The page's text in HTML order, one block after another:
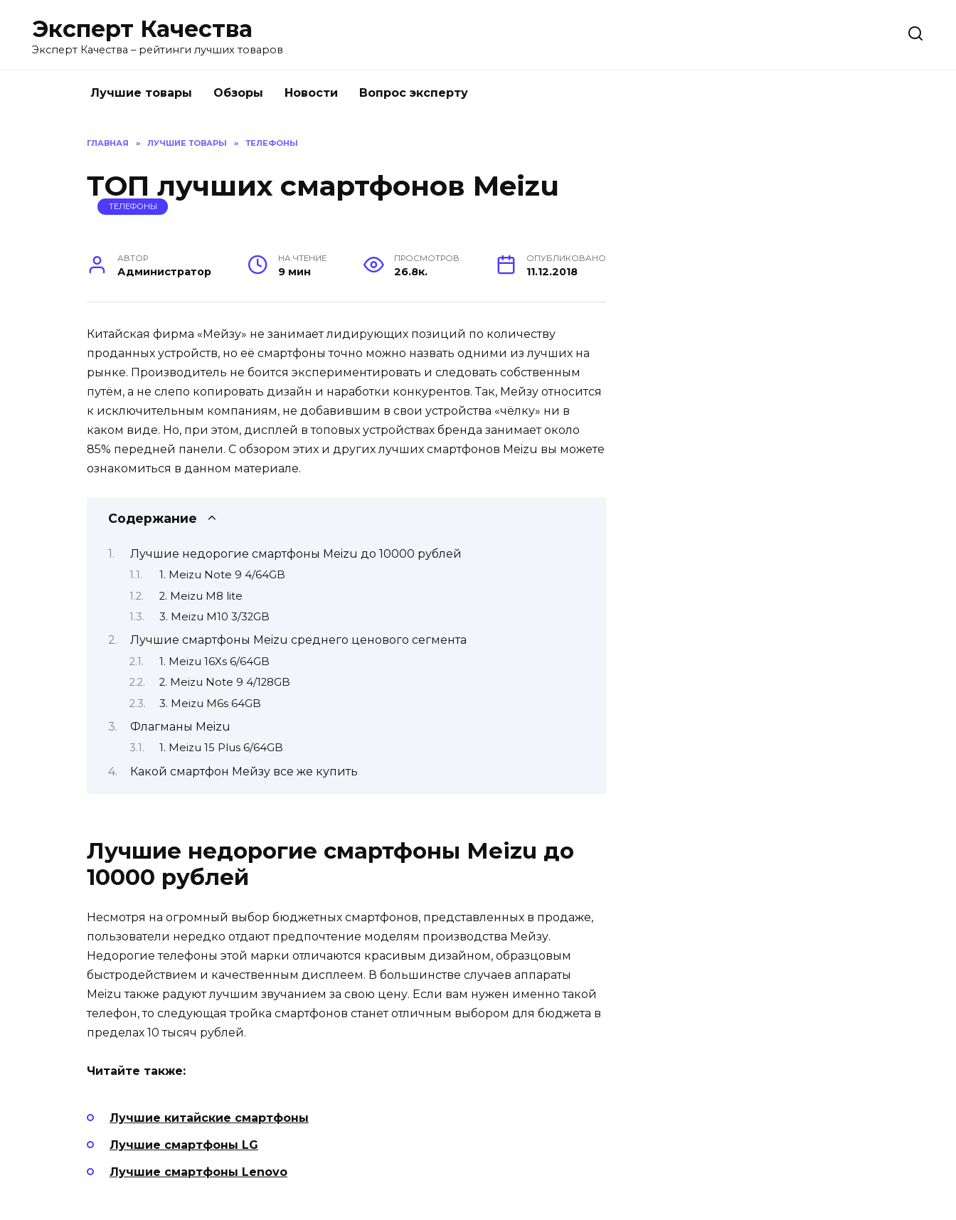
содержанию
Эксперт Качества
Эксперт Качества – рейтинги лучших товаров
Лучшие товары Обзоры Новости Вопрос эксперту
ГЛАВНАЯ » ЛУЧШИЕ ТОВАРЫ » ТЕЛЕФОНЫ
ТОП лучших смартфонов Meizu
ТЕЛЕФОНЫ
АВТОР
Администратор
НА ЧТЕНИЕ
9 мин
ПРОСМОТРОВ
26.8к.
ОПУБЛИКОВАНО
11.12.2018
Китайская фирма «Мейзу» не занимает лидирующих позиций по количеству
проданных устройств, но её смартфоны точно можно назвать одними из лучших на
рынке. Производитель не боится экспериментировать и следовать собственным
путём, а не слепо копировать дизайн и наработки конкурентов. Так, Мейзу относится
к исключительным компаниям, не добавившим в свои устройства «чёлку» ни в
каком виде. Но, при этом, дисплей в топовых устройствах бренда занимает около
85% передней панели. С обзором этих и других лучших смартфонов Meizu вы можете
ознакомиться в данном материале.
Содержание
Лучшие недорогие смартфоны Meizu до 10000 рублей
1. Meizu Note 9 4/64GB
2. Meizu M8 lite
3. Meizu M10 3/32GB
Лучшие смартфоны Meizu среднего ценового сегмента
1. Meizu 16Xs 6/64GB
2. Meizu Note 9 4/128GB
3. Meizu M6s 64GB
Флагманы Meizu
1. Meizu 15 Plus 6/64GB
Какой смартфон Мейзу все же купить
Лучшие недорогие смартфоны Meizu до
10000 рублей
Несмотря на огромный выбор бюджетных смартфонов, представленных в продаже,
пользователи нередко отдают предпочтение моделям производства Мейзу.
Недорогие телефоны этой марки отличаются красивым дизайном, образцовым
быстродействием и качественным дисплеем. В большинстве случаев аппараты
Meizu также радуют лучшим звучанием за свою цену. Если вам нужен именно такой
телефон, то следующая тройка смартфонов станет отличным выбором для бюджета в
пределах 10 тысяч рублей.
Читайте также:
Лучшие китайские смартфоны
Лучшие смартфоны LG
Лучшие смартфоны Lenovo